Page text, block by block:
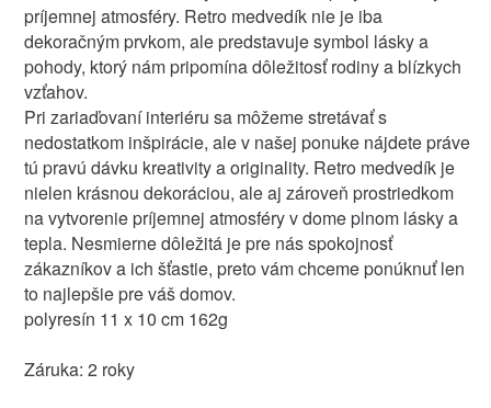
príjemnej atmosféry. Retro medvedík nie je iba
dekoračným prvkom, ale predstavuje symbol lásky a
pohody, ktorý nám pripomína dôležitosť rodiny a blízkych
vzťahov.
Pri zariaďovaní interiéru sa môžeme stretávať s
nedostatkom inšpirácie, ale v našej ponuke nájdete práve
tú pravú dávku kreativity a originality. Retro medvedík je
nielen krásnou dekoráciou, ale aj zároveň prostriedkom
na vytvorenie príjemnej atmosféry v dome plnom lásky a
tepla. Nesmierne dôležitá je pre nás spokojnosť
zákazníkov a ich šťastie, preto vám chceme ponúknuť len
to najlepšie pre váš domov.
polyresín 11 x 10 cm 162g
Záruka: 2 roky